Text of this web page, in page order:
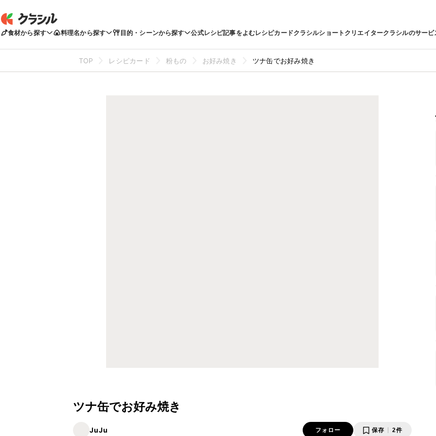
食材から探す 料理名から探す 目的・シーンから探す 公式レシピ記事をよむレシピカードクラシルショートクリエイタークラシルのサービ
TOP レシピカード 粉もの お好み焼き ツナ缶でお好み焼き
ツナ缶でお好み焼き
JuJu フォロー 保存 2件